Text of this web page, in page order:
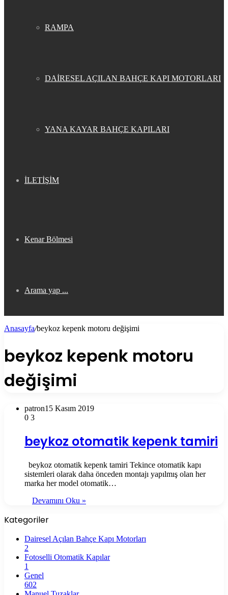
RAMPA
DAİRESEL AÇILAN BAHÇE KAPI MOTORLARI
YANA KAYAR BAHÇE KAPILARI
İLETİŞİM
Kenar Bölmesi
Arama yap ...
Anasayfa/beykoz kepenk motoru değişimi
beykoz kepenk motoru
değişimi
patron15 Kasım 2019
0 3
beykoz otomatik kepenk tamiri
beykoz otomatik kepenk tamiri Tekince otomatik kapı
sistemleri olarak daha önceden montajı yapılmış olan her
marka her model otomatik…
Devamını Oku »
Kategoriler
Dairesel Açılan Bahçe Kapı Motorları
2
Fotoselli Otomatik Kapılar
1
Genel
602